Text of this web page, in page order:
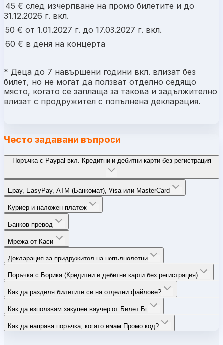
45 € след изчерпване на промо билетите и до
31.12.2026 г. вкл.
50 € от 1.01.2027 г. до 17.03.2027 г. вкл.
60 € в деня на концерта
* Деца до 7 навършени години вкл. влизат без
билет, но не могат да ползват отделно седящо
място, когато се заплаща за такова и задължително
влизат с продружител с попълнена декларация.
Често задавани въпроси
Поръчка с Paypal вкл. Кредитни и дебитни карти без регистрация
Epay, EasyPay, ATM (Банкомат), Visa или MasterCard
Куриер и наложен платеж
Банков превод
Мрежа от Каси
Декларация за придружител на непълнолетни
Поръчка с Борика (Кредитни и дебитни карти без регистрация)
Как да разделя билетите си на отделни файлове?
Как да използвам закупен ваучер от Билет Бг
Как да направя поръчка, когато имам Промо код?